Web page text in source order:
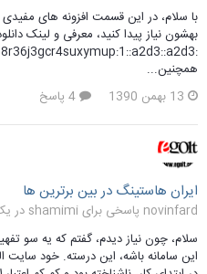
با سلام، در این قسمت افزونه های
بهشون نیاز پیدا کنید، معرفی و لینک
همچنین...
13 بهمن 1390
ایران هاستینگ در بین برترین ها
novinfard پاسخی برای shamimi در یک موضوع ارسال کرد در
سلام، چون نیاز دیدم، گفتم که یه سو
این سامانه باشه، این درسته. خود